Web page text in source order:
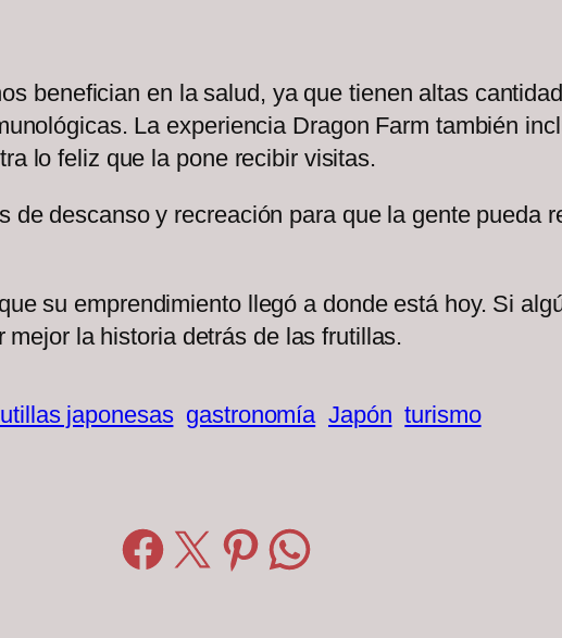
benefician en la salud, ya que tienen altas
La experiencia Dragon Farm también
lo feliz que la pone recibir visitas.
de descanso y recreación para que la gente pueda
su emprendimiento llegó a donde está hoy. Si
la historia detrás de las frutillas.
japonesas gastronomía Japón turismo
Compartir en Facebook
Compartir en X Compartir en Pinterest
Compartir en WhatsApp